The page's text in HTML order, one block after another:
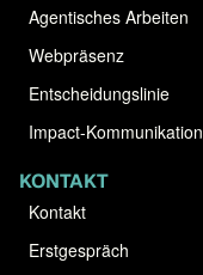
Agentisches Arbeiten
Webpräsenz
Entscheidungslinie
Impact-Kommunikation
KONTAKT
Kontakt
Erstgespräch